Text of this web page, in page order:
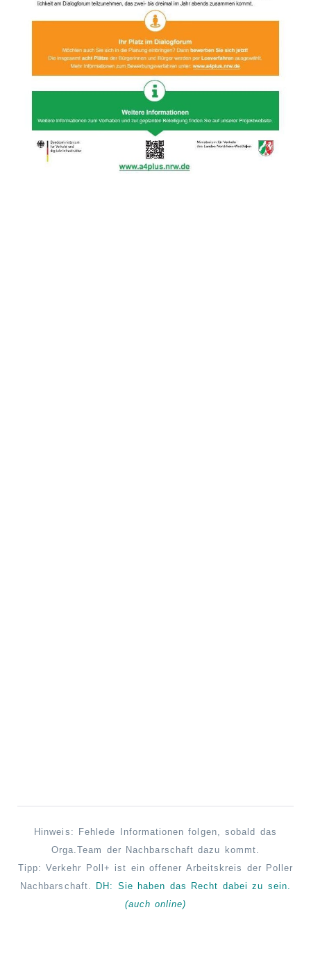
Hinweis: Fehlede Informationen folgen, sobald das
Orga.Team der Nachbarschaft dazu kommt.
Tipp: Verkehr Poll+ ist ein offener Arbeitskreis der Poller
Nachbarschaft.
DH: Sie haben das Recht dabei zu sein.
(auch online)